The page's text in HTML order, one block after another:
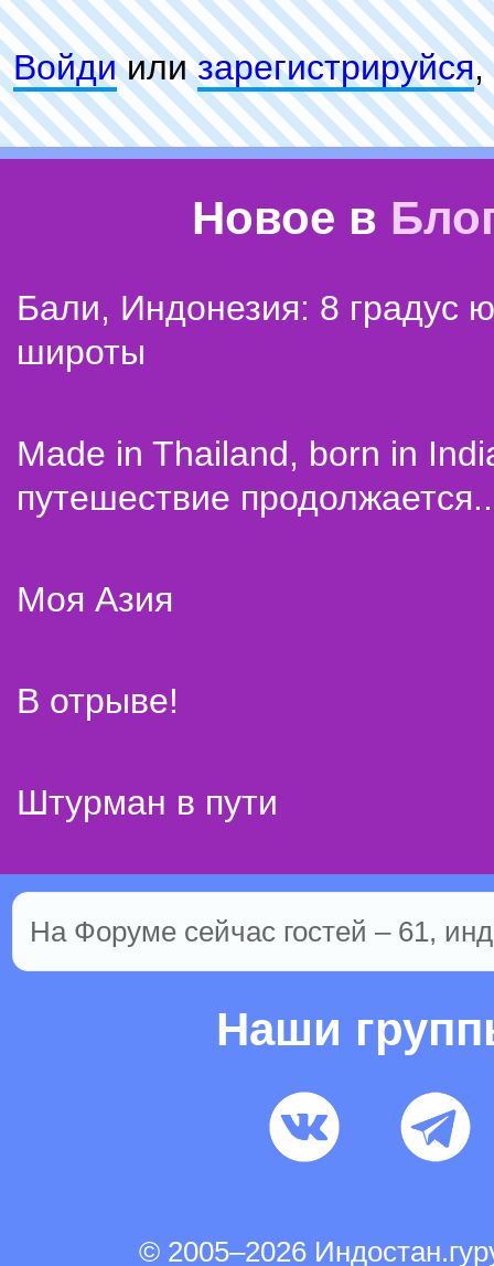
Войдиилизарeгиcтpируйся,
Новое в
Бали, Индонезия: 8 градус
широты
Made in Thailand, born in
путешествие
Моя Азия
В отрыве!
Штурман в пути
На Форуме сейчас гостей – 61,
Наши
© 2005–2026